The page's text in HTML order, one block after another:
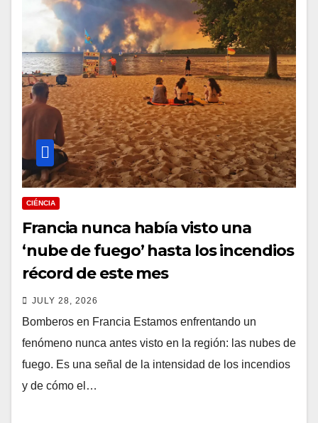
CIÉNCIA
Francia nunca había visto una
‘nube de fuego’ hasta los incendios
récord de este mes
JULY 28, 2026
Bomberos en Francia Estamos enfrentando un
fenómeno nunca antes visto en la región: las nubes de
fuego. Es una señal de la intensidad de los incendios
y de cómo el…